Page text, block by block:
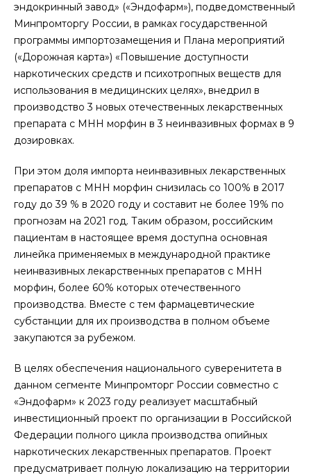
эндокринный завод» («Эндофарм»), подведомственный
Минпромторгу России, в рамках государственной
программы импортозамещения и Плана мероприятий
(«Дорожная карта») «Повышение доступности
наркотических средств и психотропных веществ для
использования в медицинских целях», внедрил в
производство 3 новых отечественных лекарственных
препарата с МНН морфин в 3 неинвазивных формах в 9
дозировках.
При этом доля импорта неинвазивных лекарственных
препаратов с МНН морфин снизилась со 100% в 2017
году до 39 % в 2020 году и составит не более 19% по
прогнозам на 2021 год. Таким образом, российским
пациентам в настоящее время доступна основная
линейка применяемых в международной практике
неинвазивных лекарственных препаратов с МНН
морфин, более 60% которых отечественного
производства. Вместе с тем фармацевтические
субстанции для их производства в полном объеме
закупаются за рубежом.
В целях обеспечения национального суверенитета в
данном сегменте Минпромторг России совместно с
«Эндофарм» к 2023 году реализует масштабный
инвестиционный проект по организации в Российской
Федерации полного цикла производства опийных
наркотических лекарственных препаратов. Проект
предусматривает полную локализацию на территории